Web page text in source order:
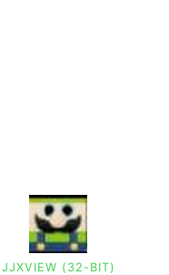
JJXVIEW (32-BIT)